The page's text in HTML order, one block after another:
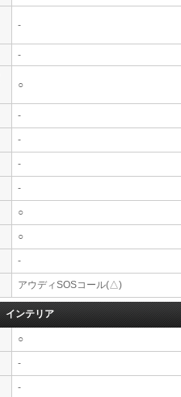
-
-
○
-
-
-
-
○
○
-
アウディSOSコール(△)
インテリア
○
-
-